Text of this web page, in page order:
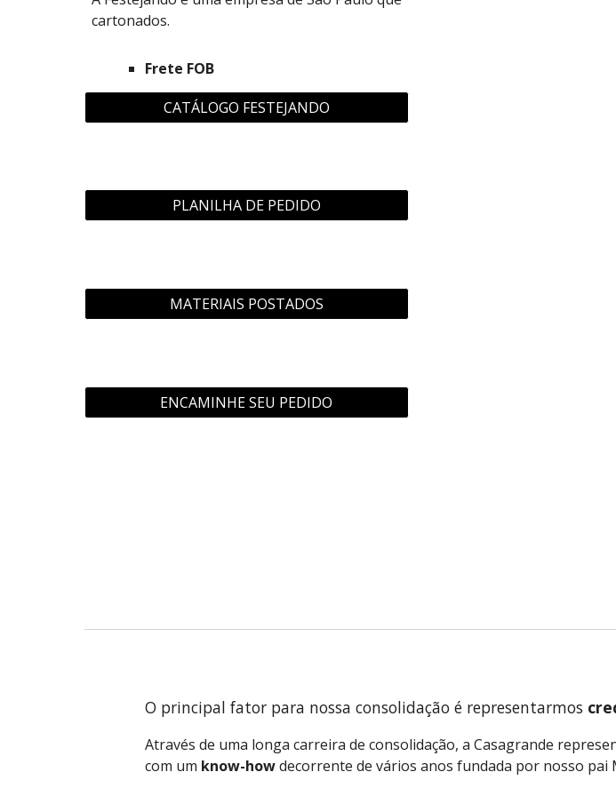
cartonados.
Frete FOB
CATÁLOGO FESTEJANDO
PLANILHA DE PEDIDO
MATERIAIS POSTADOS
ENCAMINHE SEU PEDIDO
O principal fator para nossa consolidação é representarmos
Através de uma longa carreira de consolidação, a Casagrande
com um know-howdecorrente de vários anos fundada por nosso pai